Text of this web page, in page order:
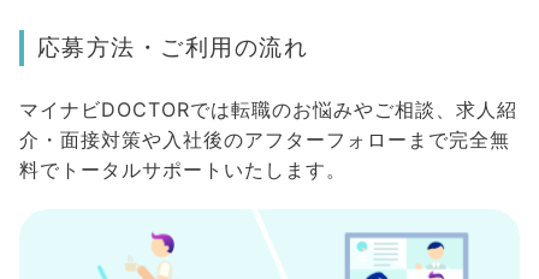
応募方法・ご利用の流れ
マイナビDOCTORでは転職のお悩みやご相談、求人紹
介・面接対策や入社後のアフターフォローまで完全無
料でトータルサポートいたします。